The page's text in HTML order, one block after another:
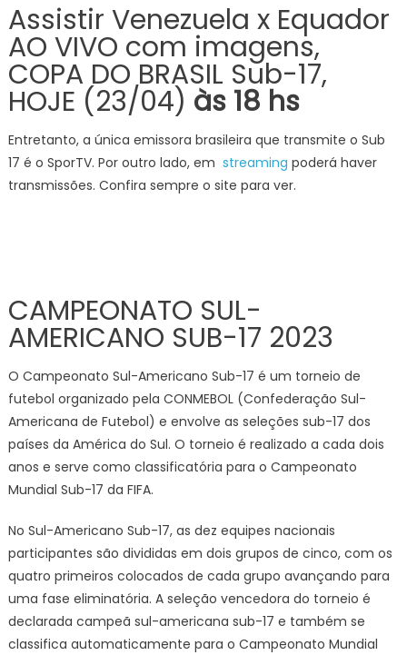
Assistir Venezuela x Equador
AO VIVO com imagens,
COPA DO BRASIL Sub-17,
HOJE (23/04) às 18 hs
Entretanto, a única emissora brasileira que transmite o Sub
17 é o SporTV. Por outro lado, em streaming poderá haver
transmissões. Confira sempre o site para ver.
CAMPEONATO SUL-
AMERICANO SUB-17 2023
O Campeonato Sul-Americano Sub-17 é um torneio de
futebol organizado pela CONMEBOL (Confederação Sul-
Americana de Futebol) e envolve as seleções sub-17 dos
países da América do Sul. O torneio é realizado a cada dois
anos e serve como classificatória para o Campeonato
Mundial Sub-17 da FIFA.
No Sul-Americano Sub-17, as dez equipes nacionais
participantes são divididas em dois grupos de cinco, com os
quatro primeiros colocados de cada grupo avançando para
uma fase eliminatória. A seleção vencedora do torneio é
declarada campeã sul-americana sub-17 e também se
classifica automaticamente para o Campeonato Mundial